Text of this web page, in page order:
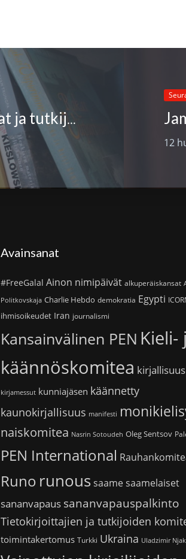
Suomen PEN kutsuu tietokirjoittajat ja tutkijat mukaan toimintaansa
12
Avainsanat
#FreeGalal Ainon nimipäivät alkuperäiskansat
Politkovskaja Charlie Hebdo demokratia Egypti
ihmisoikeudet Iran journalismi
Kansainvälinen PEN Kieli-
käännöskomitea kirjallisuus
kirjamessut kunniajäsen käännetty
kaunokirjallisuus manifesti
naiskomitea Nasrin Sotoudeh Oleg Sentsov
PEN International
Runo runoussaamesaamelaiset
sananvapaus sananvapauspalkinto
Tietokirjoittajien ja tutkijoiden
toimintakertomus Turkki Ukraina Uladzimir